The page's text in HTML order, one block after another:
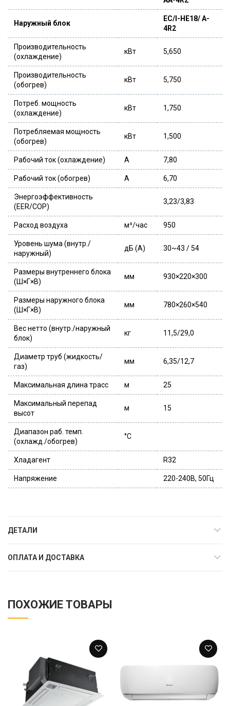
Наружный блок
EC/I-HE18/ A-
4R2
Производительность
(охлаждение)
кВт 5,650
Производительность
(обогрев)
кВт 5,750
Потреб. мощность
(охлаждение)
кВт 1,750
Потребляемая мощность
(обогрев)
кВт 1,500
Рабочий ток (охлаждение) A 7,80
Рабочий ток (обогрев) A 6,70
Энергоэффективность
(EER/COP)
3,23/3,83
Расход воздуха м³/час 950
Уровень шума (внутр./
наружный)
дБ (А) 30~43 / 54
Размеры внутреннего блока
(Ш×Г×В)
мм 930×220×300
Размеры наружного блока
(Ш×Г×В)
мм 780×260×540
Вес нетто (внутр./наружный
блок)
кг 11,5/29,0
Диаметр труб (жидкость/
газ)
мм 6,35/12,7
Максимальная длина трасс м 25
Максимальный перепад
высот
м 15
Диапазон раб. темп.
(охлажд./обогрев)
°С
Хладагент R32
Напряжение 220-240В, 50Гц
ДЕТАЛИ
ОПЛАТА И ДОСТАВКА
ПОХОЖИЕ ТОВАРЫ